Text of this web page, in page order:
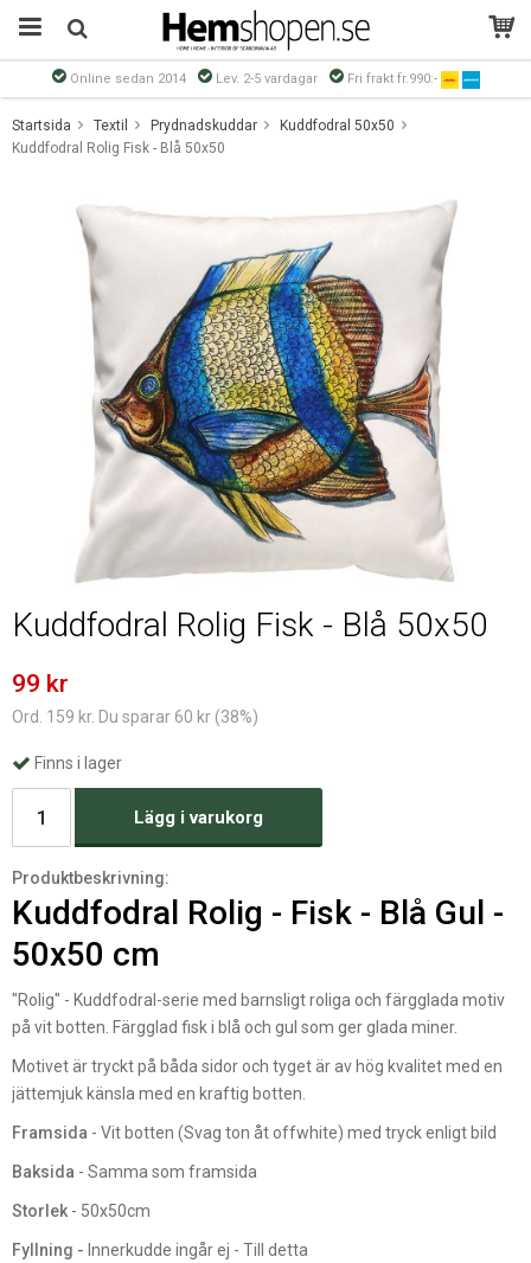
Online sedan 2014 Lev. 2-5 vardagar Fri frakt fr.990:-
Startsida Textil Prydnadskuddar
Kuddfodral 50x50
Kuddfodral Rolig Fisk - Blå 50x50
Kuddfodral Rolig Fisk - Blå 50x50
99 kr
Ord. 159 kr. Du sparar 60 kr (38%)
Finns i lager
Lägg i varukorg
Produktbeskrivning:
Kuddfodral Rolig - Fisk - Blå Gul -
50x50 cm
"Rolig" - Kuddfodral-serie med barnsligt roliga och färgglada motiv
på vit botten. Färgglad fisk i blå och gul som ger glada miner.
Motivet är tryckt på båda sidor och tyget är av hög kvalitet med en
jättemjuk känsla med en kraftig botten.
Framsida - Vit botten (Svag ton åt offwhite) med tryck enligt bild
Baksida - Samma som framsida
Storlek- 50x50cm
Fyllning - Innerkudde ingår ej - Till detta